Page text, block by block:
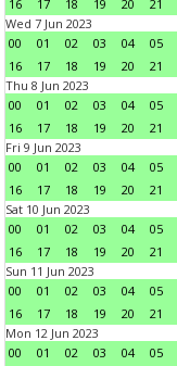
16
17 18 19 20 21
Wed 7 Jun 2023
00
01 02 03 04 05
16
17 18 19 20 21
Thu 8 Jun 2023
00
01 02 03 04 05
16
17 18 19 20 21
Fri 9 Jun 2023
00
01 02 03 04 05
16
17 18 19 20 21
Sat 10 Jun 2023
00
01 02 03 04 05
16
17 18 19 20 21
Sun 11 Jun 2023
00
01 02 03 04 05
16
17 18 19 20 21
Mon 12 Jun 2023
00
01 02 03 04 05